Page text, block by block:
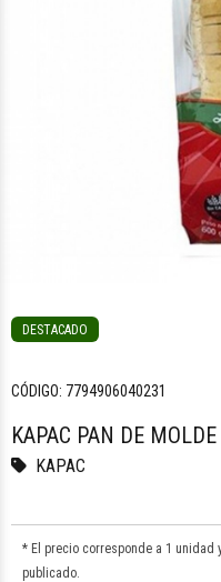
DESTACADO
CÓDIGO: 7794906040231
KAPAC PAN DE
KAPAC
* El precio corresponde a 1
publicado.